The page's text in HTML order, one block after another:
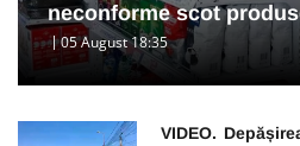
neconforme scot
05 August 18:35
VIDEO.